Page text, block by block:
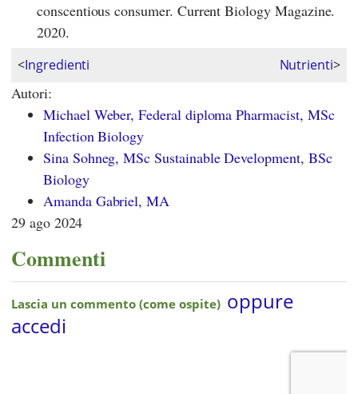
conscentious consumer. Current Biology Magazine.
2020.
<Ingredienti Nutrienti>
Autori:
Michael Weber, Federal diploma Pharmacist, MSc
Infection Biology
Sina Sohneg, MSc Sustainable Development, BSc
Biology
Amanda Gabriel, MA
29 ago 2024
Commenti